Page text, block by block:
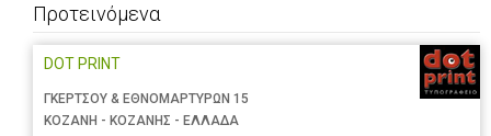
Προτεινόμενα
DOT PRINT
ΓΚΕΡΤΣΟΥ & ΕΘΝΟΜΑΡΤΥΡΩΝ 15
ΚΟΖΑΝΗ - ΚΟΖΑΝΗΣ - ΕΛΛΑΔΑ